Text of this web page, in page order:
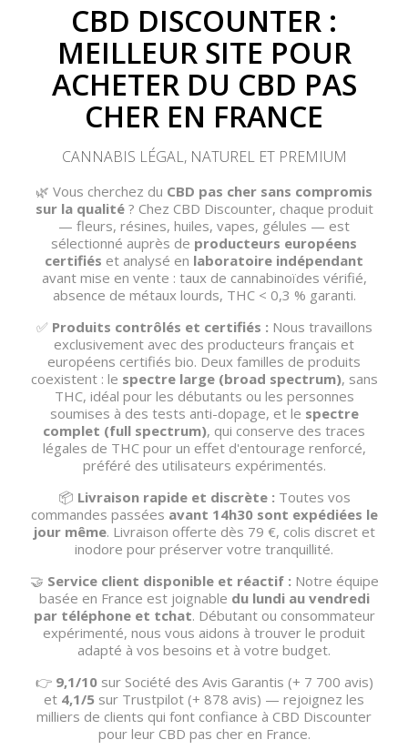
(30 avis)
(45 avis)
CBD DISCOUNTER :
MEILLEUR SITE POUR
ACHETER DU CBD PAS
CHER EN FRANCE
CANNABIS LÉGAL, NATUREL ET PREMIUM
🌿 Vous cherchez du CBD pas cher sans compromis
sur la qualité? Chez CBD Discounter, chaque produit
— fleurs, résines, huiles, vapes, gélules — est
sélectionné auprès de producteurs européens
certifiés et analysé en laboratoire indépendant
avant mise en vente : taux de cannabinoïdes vérifié,
absence de métaux lourds, THC < 0,3 % garanti.
✅ Produits contrôlés et certifiés : Nous travaillons
exclusivement avec des producteurs français et
européens certifiés bio. Deux familles de produits
coexistent : le spectre large (broad spectrum), sans
THC, idéal pour les débutants ou les personnes
soumises à des tests anti-dopage, et le spectre
complet (full spectrum), qui conserve des traces
légales de THC pour un effet d'entourage renforcé,
préféré des utilisateurs expérimentés.
📦 Livraison rapide et discrète : Toutes vos
commandes passées avant 14h30 sont expédiées le
jour même. Livraison offerte dès 79 €, colis discret et
inodore pour préserver votre tranquillité.
🤝 Service client disponible et réactif : Notre équipe
basée en France est joignable du lundi au vendredi
par téléphone et tchat. Débutant ou consommateur
expérimenté, nous vous aidons à trouver le produit
adapté à vos besoins et à votre budget.
👉 9,1/10sur Société des Avis Garantis (+ 7 700 avis)
et 4,1/5 sur Trustpilot (+ 878 avis) — rejoignez les
milliers de clients qui font confiance à CBD Discounter
pour leur CBD pas cher en France.